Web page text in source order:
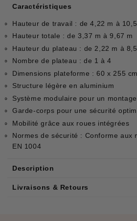
Caractéristiques
Hauteur de travail : de 4,22 m à
Hauteur totale : de 3,37 m à 9,67 m
Hauteur du plateau : de 2,22 m à
Nombre de plateau : de 1 à 4
Dimensions plateforme : 60 x 255 cm
Structure légère en aluminium
Système modulaire pour un
Garde-corps pour une sécurité
Mobilité grâce aux roues intégrées
Normes de sécurité : Conforme aux
EN 1004
Description
Livraisons & Retours